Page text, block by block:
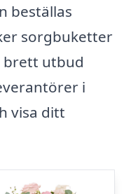
beställas
sorgbuketter
brett utbud
i
visa ditt